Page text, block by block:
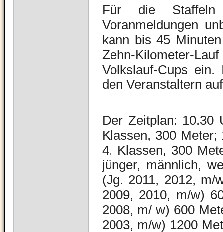
Für die
Voranmeldungen
kann bis 45
Zehn-Kilometer-
Volkslauf-Cups
den Veranstaltern
Der Zeitplan: 10.30
Klassen, 300 Meter;
4. Klassen, 300
jünger, männlich,
(Jg. 2011, 2012, m/
2009, 2010, m/w)
2008, m/ w) 600
2003, m/w) 1200